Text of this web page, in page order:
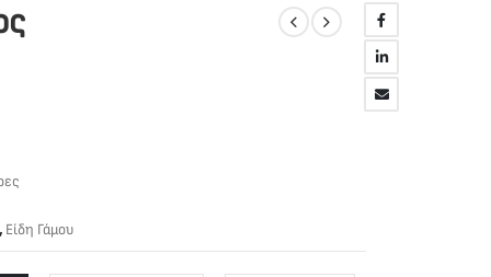
, Είδη Γάμου